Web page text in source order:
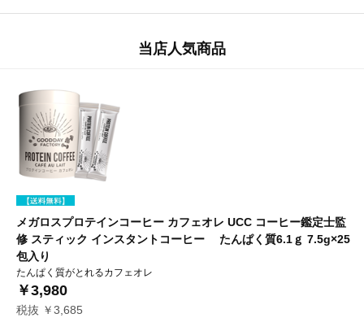
当店人気商品
メガロスプロテインコーヒー カフェオレ UCC コーヒー鑑定士監
修 スティック インスタントコーヒー たんぱく質6.1ｇ 7.5g×25
包入り
たんぱく質がとれるカフェオレ
￥3,980
税抜 ￥3,685